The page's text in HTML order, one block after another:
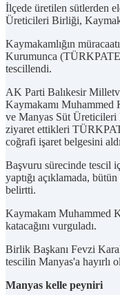
İlçede üretilen sütlerden
Üreticileri Birliği,
Kaymakamlığın
Kurumunca
tescillendi.
AK Parti Balıkesir
Kaymakamı Muhammed
ve Manyas Süt Üreticileri
ziyaret ettikleri
coğrafi işaret belgesini
Başvuru sürecinde tescil
yaptığı açıklamada,
belirtti.
Kaymakam Muhammed
katacağını vurguladı.
Birlik Başkanı Fevzi
tescilin Manyas'a hayırlı
Manyas kelle peyniri